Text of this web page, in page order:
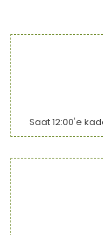
Saat 12:00'e